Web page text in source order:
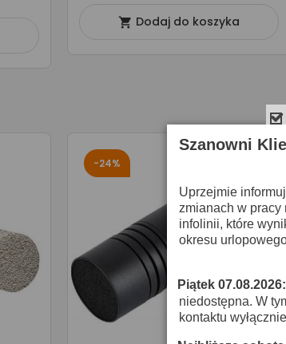
 Dodaj do koszyka
-24%
Szanowni
Uprzejmie
zmianach w pracy
infolinii, które
okresu
Piątek 07.08.2026:
niedostępna. W
kontaktu